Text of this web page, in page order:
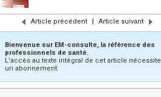
Article précédent | Article suivant
Bienvenue sur EM-consulte, la référence des
professionnels de santé.
L’accès au texte intégral de cet article nécessite
un abonnement.